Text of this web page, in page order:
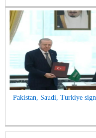
Pakistan, Saudi, Turkiye